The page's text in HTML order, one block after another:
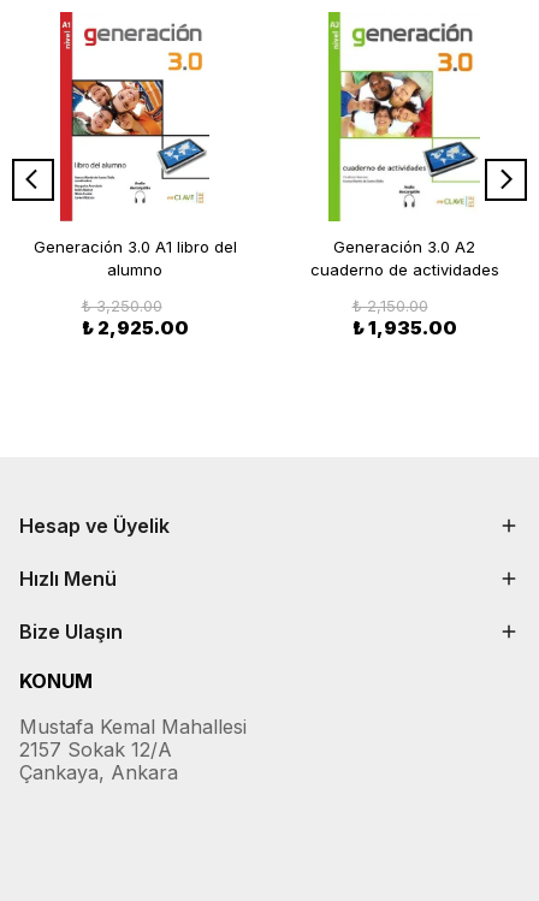
Generación 3.0 A1 libro del
alumno
₺ 3,250.00
₺ 2,925.00
Generación 3.0 A2
cuaderno de actividades
₺ 2,150.00
₺ 1,935.00
Hesap ve Üyelik
Hızlı Menü
Bize Ulaşın
KONUM
Mustafa Kemal Mahallesi
2157 Sokak 12/A
Çankaya, Ankara